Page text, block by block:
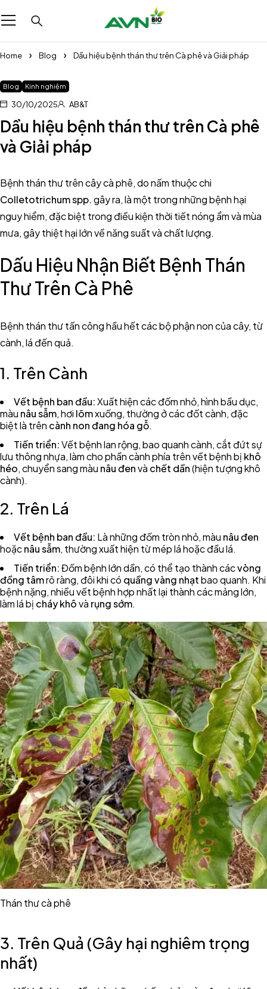
Home Blog Dầu hiệu bệnh thán thư trên Cà phê và Giải pháp
Blog Kinh nghiệm
30/10/2025 AB&T
Dầu hiệu bệnh thán thư trên Cà phê
và Giải pháp
Bệnh thán thư trên cây cà phê, do nấm thuộc chi
Colletotrichum spp.gây ra, là một trong những bệnh hại
nguy hiểm, đặc biệt trong điều kiện thời tiết nóng ẩm và mùa
mưa, gây thiệt hại lớn về năng suất và chất lượng.
Dấu Hiệu Nhận Biết Bệnh Thán
Thư Trên Cà Phê
Bệnh thán thư tấn công hầu hết các bộ phận non của cây, từ
cành, lá đến quả.
1. Trên Cành
Vết bệnh ban đầu:Xuất hiện các đốm nhỏ, hình bầu dục,
màu nâu sẫm, hơi lõmxuống, thường ở các đốt cành, đặc
biệt là trên cành non đang hóa gỗ.
Tiến triển:Vết bệnh lan rộng, bao quanh cành, cắt đứt sự
lưu thông nhựa, làm cho phần cành phía trên vết bệnh bị khô
héo, chuyển sang màu nâu đenvà chết dần(hiện tượng khô
cành).
2. Trên Lá
Vết bệnh ban đầu: Là những đốm tròn nhỏ, màu nâu đen
hoặcnâu sẫm, thường xuất hiện từ mép lá hoặc đầu lá.
Tiến triển:Đốm bệnh lớn dần, có thể tạo thành cácvòng
đồng tâmrõ ràng, đôi khi có quầng vàng nhạtbao quanh. Khi
bệnh nặng, nhiều vết bệnh hợp nhất lại thành các mảng lớn,
làm lá bị cháy khôvà rụng sớm.
Thán thư cà phê
3. Trên Quả (Gây hại nghiêm trọng
nhất)